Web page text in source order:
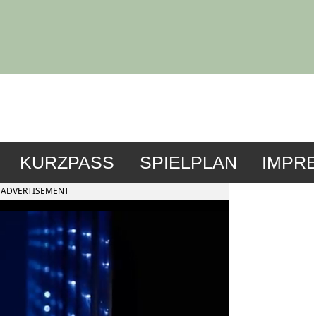
KURZPASS SPIELPLAN
ADVERTISEMENT